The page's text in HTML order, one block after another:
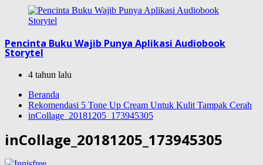
Pencinta Buku Wajib Punya Aplikasi Audiobook
Storytel
4 tahun lalu
Beranda
Rekomendasi 5 Tone Up Cream Untuk Kulit Tampak Cerah
inCollage_20181205_173945305
inCollage_20181205_173945305